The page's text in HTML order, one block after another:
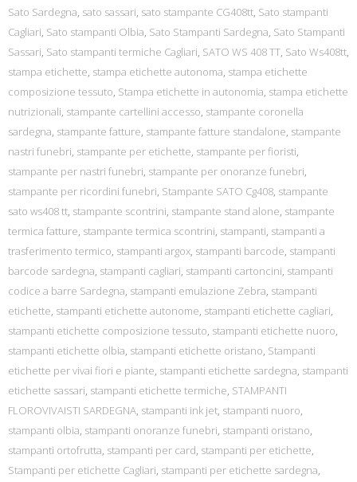
Sato Sardegna, sato sassari, sato stampante CG408tt, Sato stampanti
Cagliari, Sato stampanti Olbia, Sato Stampanti Sardegna, Sato Stampanti
Sassari, Sato stampanti termiche Cagliari, SATO WS 408 TT, Sato Ws408tt,
stampa etichette, stampa etichette autonoma, stampa etichette
composizione tessuto, Stampa etichette in autonomia, stampa etichette
nutrizionali, stampante cartellini accesso, stampante coronella
sardegna, stampante fatture, stampante fatture standalone, stampante
nastri funebri, stampante per etichette, stampante per fioristi,
stampante per nastri funebri, stampante per onoranze funebri,
stampante per ricordini funebri, Stampante SATO Cg408, stampante
sato ws408 tt, stampante scontrini, stampante stand alone, stampante
termica fatture, stampante termica scontrini, stampanti, stampanti a
trasferimento termico, stampanti argox, stampanti barcode, stampanti
barcode sardegna, stampanti cagliari, stampanti cartoncini, stampanti
codice a barre Sardegna, stampanti emulazione Zebra, stampanti
etichette, stampanti etichette autonome, stampanti etichette cagliari,
stampanti etichette composizione tessuto, stampanti etichette nuoro,
stampanti etichette olbia, stampanti etichette oristano, Stampanti
etichette per vivai fiori e piante, stampanti etichette sardegna, stampanti
etichette sassari, stampanti etichette termiche, STAMPANTI
FLOROVIVAISTI SARDEGNA, stampanti ink jet, stampanti nuoro,
stampanti olbia, stampanti onoranze funebri, stampanti oristano,
stampanti ortofrutta, stampanti per card, stampanti per etichette,
Stampanti per etichette Cagliari, stampanti per etichette sardegna,